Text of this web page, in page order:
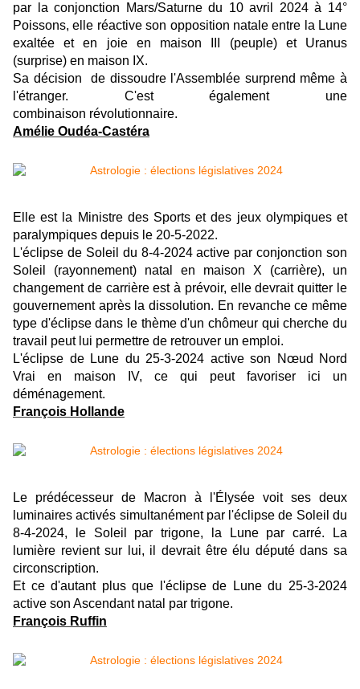
par la conjonction Mars/Saturne du 10 avril 2024 à 14°
Poissons, elle réactive son opposition natale entre la Lune
exaltée et en joie en maison III (peuple) et Uranus
(surprise) en maison IX.
Sa décision de dissoudre l'Assemblée surprend même à
l'étranger. C'est également une
combinaison révolutionnaire.
Amélie Oudéa-Castéra
Elle est la Ministre des Sports et des jeux olympiques et
paralympiques depuis le 20-5-2022.
L'éclipse de Soleil du 8-4-2024 active par conjonction son
Soleil (rayonnement) natal en maison X (carrière), un
changement de carrière est à prévoir, elle devrait quitter le
gouvernement après la dissolution. En revanche ce même
type d'éclipse dans le thème d'un chômeur qui cherche du
travail peut lui permettre de retrouver un emploi.
L'éclipse de Lune du 25-3-2024 active son Nœud Nord
Vrai en maison IV, ce qui peut favoriser ici un
déménagement.
François Hollande
Le prédécesseur de Macron à l'Élysée voit ses deux
luminaires activés simultanément par l'éclipse de Soleil du
8-4-2024, le Soleil par trigone, la Lune par carré. La
lumière revient sur lui, il devrait être élu député dans sa
circonscription.
Et ce d'autant plus que l'éclipse de Lune du 25-3-2024
active son Ascendant natal par trigone.
François Ruffin